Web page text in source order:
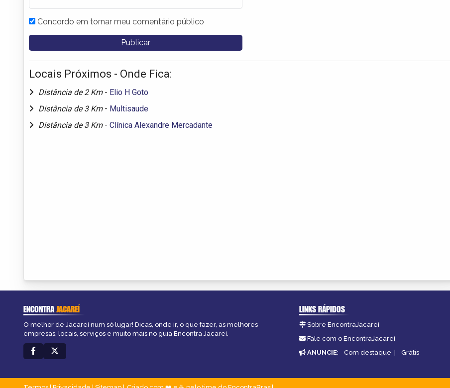
Concordo em tornar meu comentário público
Locais Próximos - Onde Fica:
Distância de 2 Km - Elio H Goto
Distância de 3 Km - Multisaude
Distância de 3 Km - Clínica Alexandre Mercadante
ENCONTRAJACAREÍ
O melhor de Jacareí num só lugar! Dicas, onde ir, o que fazer, as melhores
empresas, locais, serviços e muito mais no guia Encontra Jacareí.
LINKS RÁPIDOS
Sobre EncontraJacareí
Fale com o EncontraJacareí
ANUNCIE: Com destaque | Grátis